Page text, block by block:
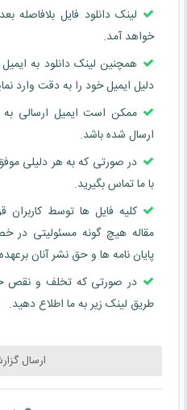
لینک دانلود فایل
خواهد آمد.
همچنین لینک دانلود به
دلیل ایمیل خود را به دقت وارد
ارسال شده باشد.
در صورتی که به هر دلیلی
با ما تماس بگیرید.
کلیه فایل ها توسط
مقاله هیچ گونه مسئولیتی در
پایان نامه ها و حق نشر آنان
در صورتی که تخلف و نقص
طریق لینک زیر به ما اطلاع دهید.
ارسال